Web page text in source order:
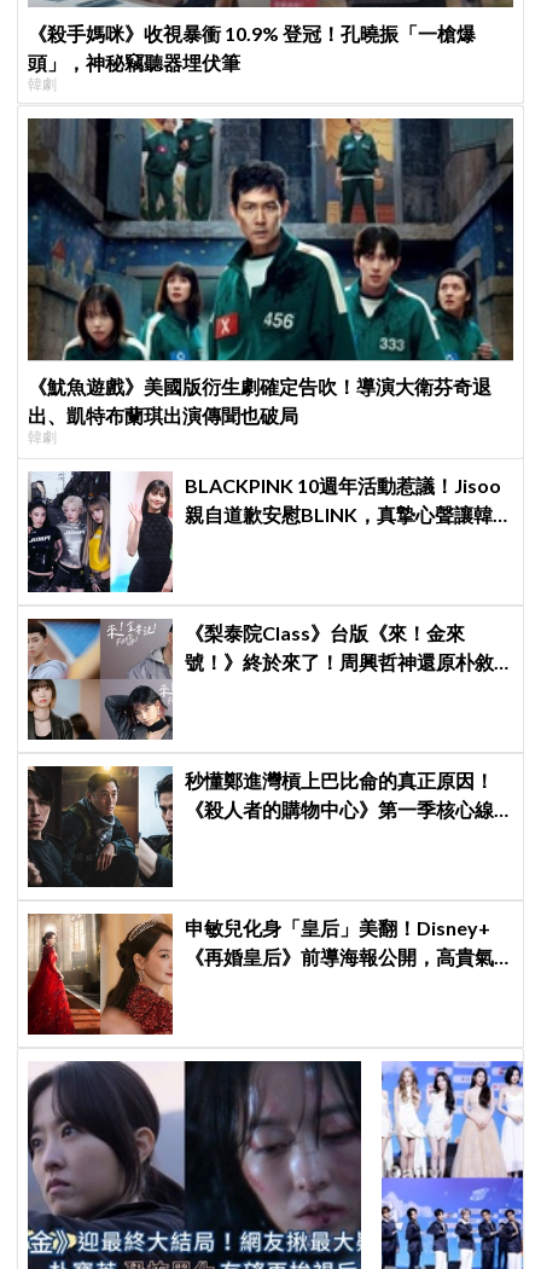
《殺手媽咪》收視暴衝 10.9% 登冠！孔曉振「一槍爆
頭」，神秘竊聽器埋伏筆
韓劇
《魷魚遊戲》美國版衍生劇確定告吹！導演大衛芬奇退
出、凱特布蘭琪出演傳聞也破局
韓劇
BLACKPINK 10週年活動惹議！Jisoo
親自道歉安慰BLINK，真摯心聲讓韓
《梨泰院Class》台版《來！金來
號！》終於來了！周興哲神還原朴敘
秒懂鄭進灣槓上巴比侖的真正原因！
《殺人者的購物中心》第一季核心線
申敏兒化身「皇后」美翻！Disney+
《再婚皇后》前導海報公開，高貴氣